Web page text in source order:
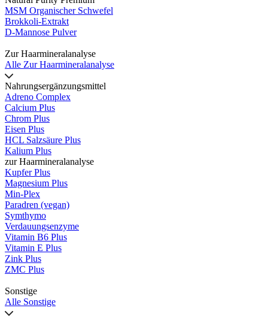
MSM Organischer Schwefel
Brokkoli-Extrakt
D-Mannose Pulver
Zur Haarmineralanalyse
Alle Zur Haarmineralanalyse
Nahrungsergänzungsmittel
Adreno Complex
Calcium Plus
Chrom Plus
Eisen Plus
HCL Salzsäure Plus
Kalium Plus
zur Haarmineralanalyse
Kupfer Plus
Magnesium Plus
Min-Plex
Paradren (vegan)
Symthymo
Verdauungsenzyme
Vitamin B6 Plus
Vitamin E Plus
Zink Plus
ZMC Plus
Sonstige
Alle Sonstige